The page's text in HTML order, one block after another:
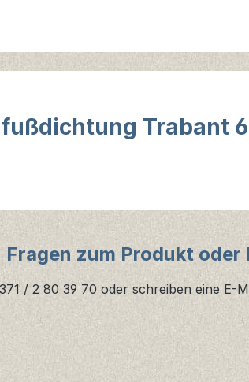
Trabant
Fragen zum Produkt oder
/ 2 80 39 70 oder schreiben eine E-